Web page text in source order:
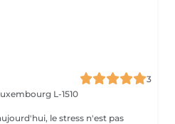
3
L-1510
le stress n'est pas